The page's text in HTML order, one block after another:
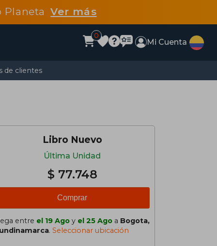
PlanetaVer más
0
Mi Cuenta
de clientes
Libro Nuevo
Última Unidad
$ 77.748
Comprar
entre el 19 Ago y el 25 Ago a Bogota,
. Seleccionar ubicación